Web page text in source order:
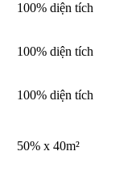
100% diện tích
100% diện tích
100% diện tích
50% x 40m²